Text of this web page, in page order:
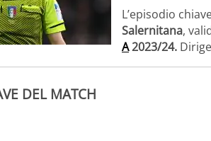
L’episodio
Salernitana,
A2023/24.
DEL MATCH